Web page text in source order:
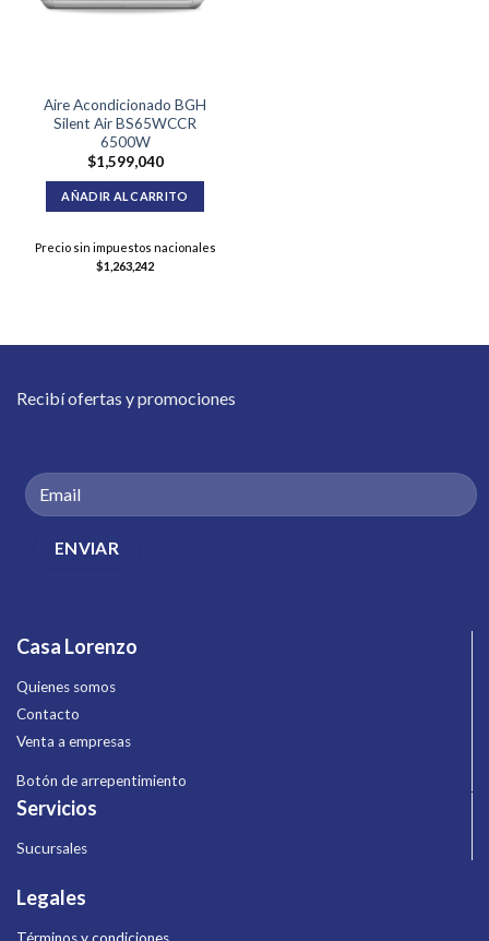
Aire Acondicionado BGH
Silent Air BS65WCCR
6500W
$1,599,040
AÑADIR AL CARRITO
Precio sin impuestos nacionales
$1,263,242
Recibí ofertas y promociones
Casa Lorenzo
Quienes somos
Contacto
Venta a empresas
Botón de arrepentimiento
Servicios
Sucursales
Legales